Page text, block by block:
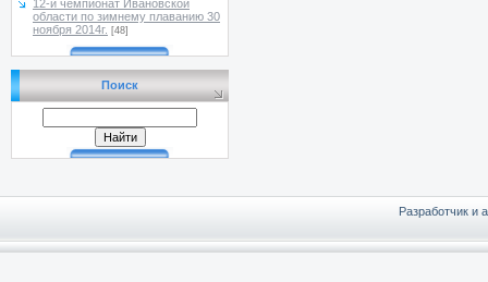
12-й чемпионат Ивановской
области по зимнему плаванию 30
ноября 2014г. [48]
Поиск
Разработчик и